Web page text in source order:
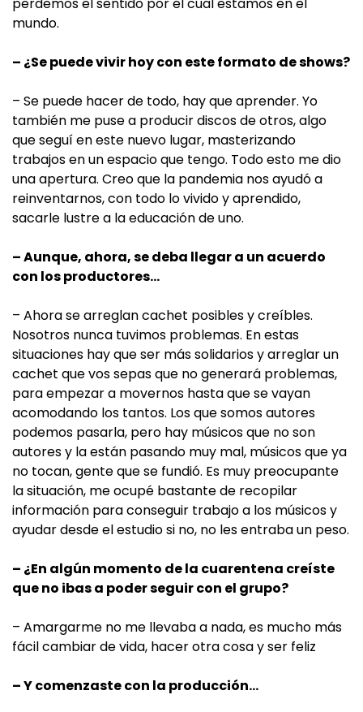
mundo.
– ¿Se puede vivir hoy con este formato de shows?
– Se puede hacer de todo, hay que aprender. Yo
también me puse a producir discos de otros, algo
que seguí en este nuevo lugar, masterizando
trabajos en un espacio que tengo. Todo esto me dio
una apertura. Creo que la pandemia nos ayudó a
reinventarnos, con todo lo vivido y aprendido,
sacarle lustre a la educación de uno.
– Aunque, ahora, se deba llegar a un acuerdo
con los productores…
– Ahora se arreglan cachet posibles y creíbles.
Nosotros nunca tuvimos problemas. En estas
situaciones hay que ser más solidarios y arreglar un
cachet que vos sepas que no generará problemas,
para empezar a movernos hasta que se vayan
acomodando los tantos. Los que somos autores
podemos pasarla, pero hay músicos que no son
autores y la están pasando muy mal, músicos que ya
no tocan, gente que se fundió. Es muy preocupante
la situación, me ocupé bastante de recopilar
información para conseguir trabajo a los músicos y
ayudar desde el estudio si no, no les entraba un peso.
– ¿En algún momento de la cuarentena creíste
que no ibas a poder seguir con el grupo?
– Amargarme no me llevaba a nada, es mucho más
fácil cambiar de vida, hacer otra cosa y ser feliz
– Y comenzaste con la producción…